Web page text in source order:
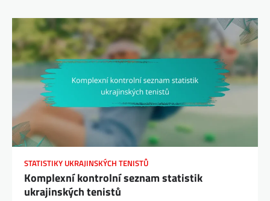
STATISTIKY UKRAJINSKÝCH TENISTŮ
Komplexní kontrolní seznam statistik
ukrajinských tenistů